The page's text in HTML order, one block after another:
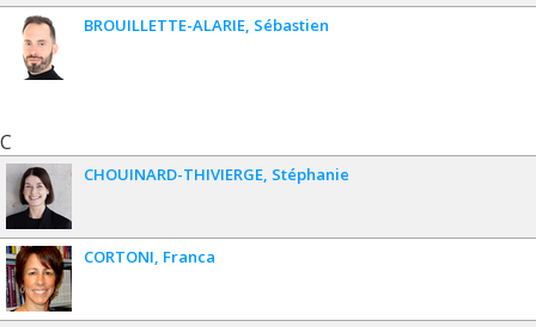
BROUILLETTE-ALARIE Sébastien
C
CHOUINARD-THIVIERGE Stéphanie
CORTONI Franca